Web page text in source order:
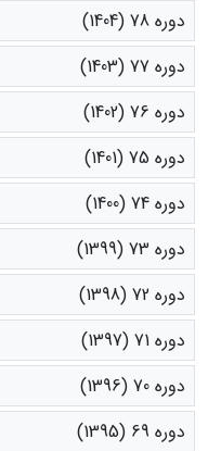
دوره 78 (1404)
دوره 77 (1403)
دوره 76 (1402)
دوره 75 (1401)
دوره 74 (1400)
دوره 73 (1399)
دوره 72 (1398)
دوره 71 (1397)
دوره 70 (1396)
دوره 69 (1395)